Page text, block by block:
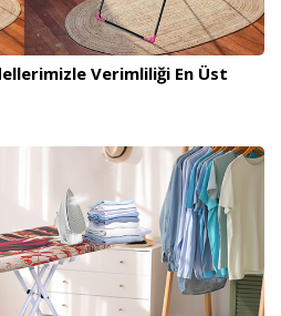
Verimliliği En Üst